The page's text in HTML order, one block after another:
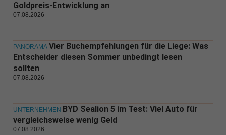
Goldpreis-Entwicklung an
07.08.2026
PANORAMA Vier Buchempfehlungen für die Liege: Was
Entscheider diesen Sommer unbedingt lesen
sollten
07.08.2026
UNTERNEHMEN BYD Sealion 5 im Test: Viel Auto für
vergleichsweise wenig Geld
07.08.2026